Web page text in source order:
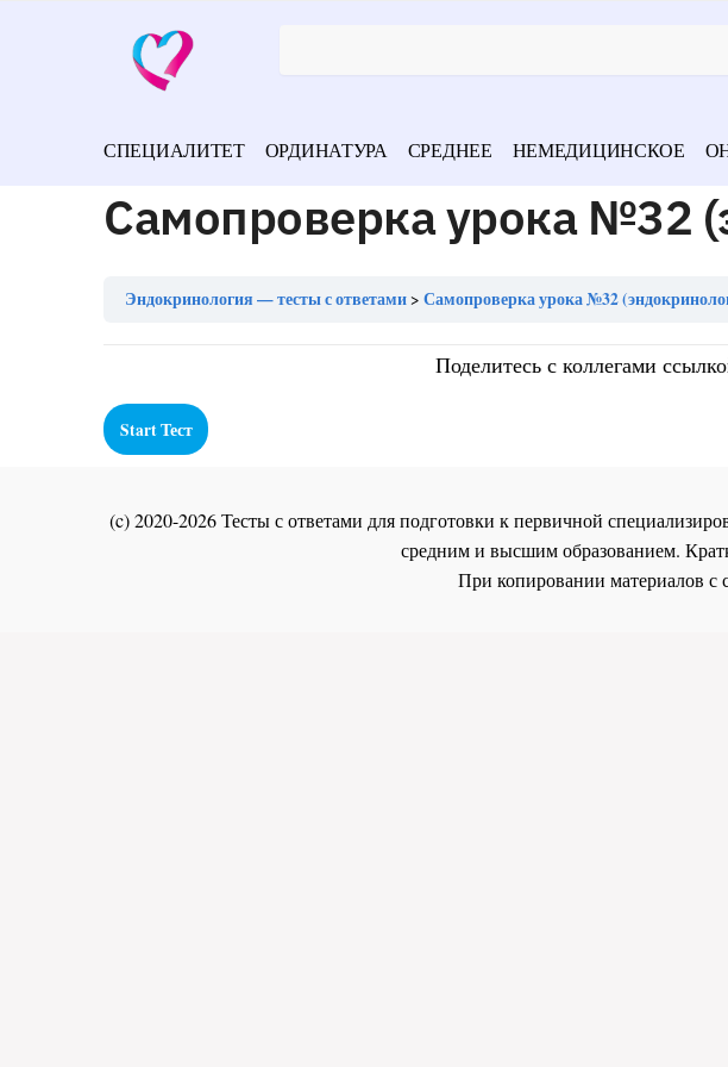
СПЕЦИАЛИТЕТ ОРДИНАТУРА СРЕДНЕЕ НЕМЕДИЦИНСКОЕ
Самопроверка урока №32
Эндокринология — тесты с ответами Самопроверка урока №32
Поделитесь с коллегами
(c) 2020-2026 Тесты с ответами для подготовки к первичной
средним и высшим образованием.
При копировании материалов с